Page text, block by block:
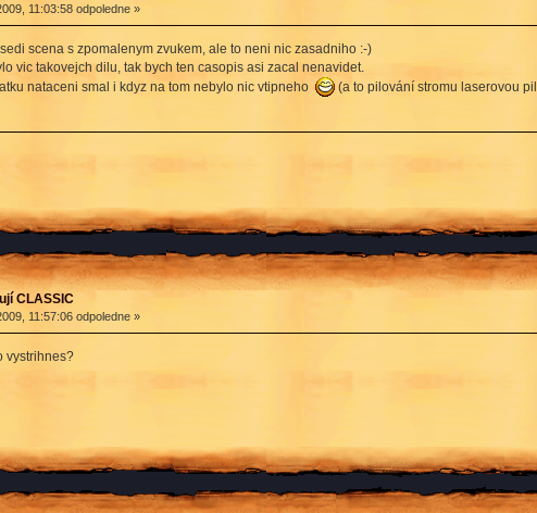
11:03:58 odpoledne »
scena s zpomalenym zvukem, ale to neni nic zasadniho :-)
vic takovejch dilu, tak bych ten casopis asi zacal nenavidet.
nataceni smal i kdyz na tom nebylo nic vtipneho
(a to pilování stromu laserovou
CLASSIC
11:57:06 odpoledne »
vystrihnes?